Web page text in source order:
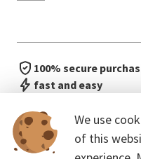
We use
of this
100% secure
fast and easy